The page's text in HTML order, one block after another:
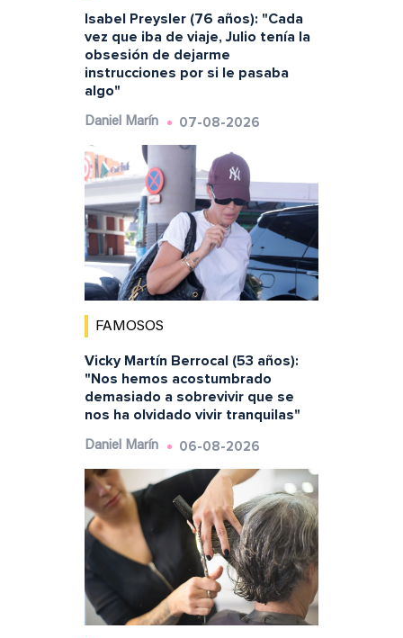
Isabel Preysler (76 años): "Cada
vez que iba de viaje, Julio tenía la
obsesión de dejarme
instrucciones por si le pasaba
algo"
Daniel Marín 07-08-2026
FAMOSOS
Vicky Martín Berrocal (53 años):
"Nos hemos acostumbrado
demasiado a sobrevivir que se
nos ha olvidado vivir tranquilas"
Daniel Marín 06-08-2026